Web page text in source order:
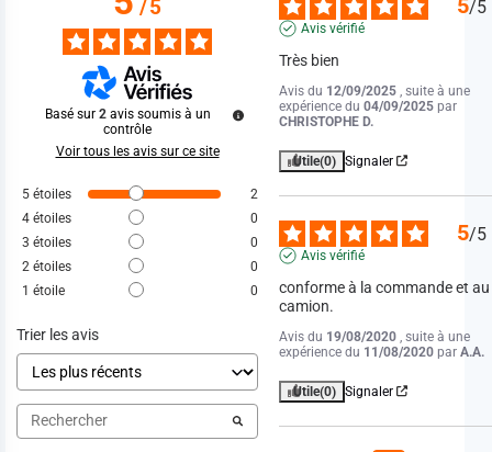
/5
Basé sur 2 avis soumis à un
contrôle
Voir tous les avis sur ce site
5 étoiles
2
4 étoiles
0
3 étoiles
0
2 étoiles
0
1 étoile 0
Trier les avis
5/5
Avis vérifié
Très bien
Avis du 12/09/2025 , suite à une
expérience du04/09/2025 par
CHRISTOPHE D.
Utile(0) Signaler
5/5
Avis vérifié
conforme à la commande et au
camion.
Avis du 19/08/2020 , suite à une
expérience du 11/08/2020 parA.A.
Utile(0) Signaler